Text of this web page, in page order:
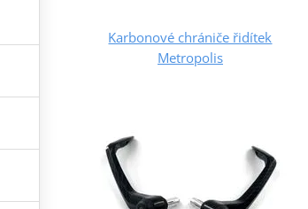
Karbonové chrániče řidítek
Metropolis